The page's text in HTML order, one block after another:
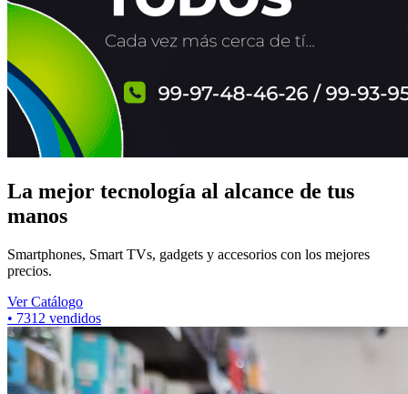
La mejor tecnología al alcance de tus
manos
Smartphones, Smart TVs, gadgets y accesorios con los mejores
precios.
Ver Catálogo
• 7312 vendidos